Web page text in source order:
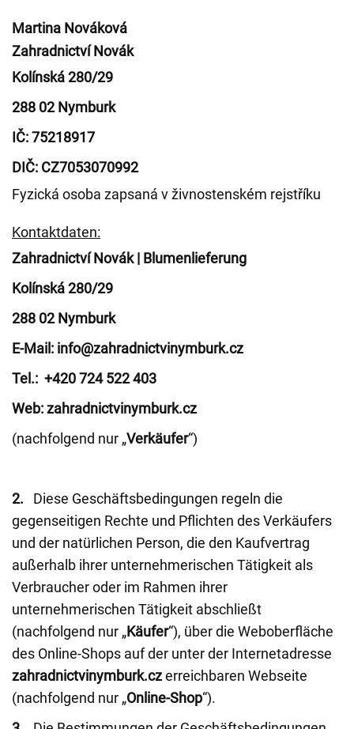
Martina Nováková
Zahradnictví Novák
Kolínská 280/29
288 02 Nymburk
IČ: 75218917
DIČ: CZ7053070992
Fyzická osoba zapsaná v živnostenském rejstříku
Kontaktdaten:
Zahradnictví Novák | Blumenlieferung
Kolínská 280/29
288 02 Nymburk
E-Mail: info@zahradnictvinymburk.cz
Tel.: +420 724 522 403
Web: zahradnictvinymburk.cz
(nachfolgend nur „Verkäufer“)
2. Diese Geschäftsbedingungen regeln die
gegenseitigen Rechte und Pflichten des Verkäufers
und der natürlichen Person, die den Kaufvertrag
außerhalb ihrer unternehmerischen Tätigkeit als
Verbraucher oder im Rahmen ihrer
unternehmerischen Tätigkeit abschließt
(nachfolgend nur „Käufer“), über die Weboberfläche
des Online-Shops auf der unter der Internetadresse
zahradnictvinymburk.czerreichbaren Webseite
(nachfolgend nur „Online-Shop“).